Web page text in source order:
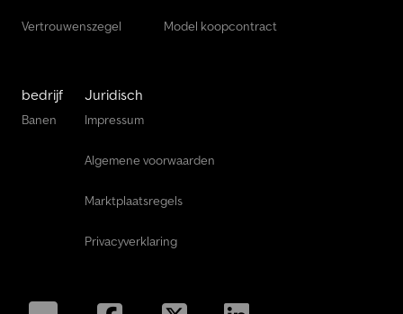
Vertrouwenszegel Model koopcontract
bedrijf
Banen
Juridisch
Impressum
Algemene voorwaarden
Marktplaatsregels
Privacyverklaring